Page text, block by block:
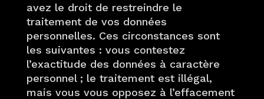
avez le droit de restreindre le
traitement de vos données
personnelles. Ces circonstances sont
les suivantes : vous contestez
l’exactitude des données à caractère
personnel ; le traitement est illégal,
mais vous vous opposez à l’effacement